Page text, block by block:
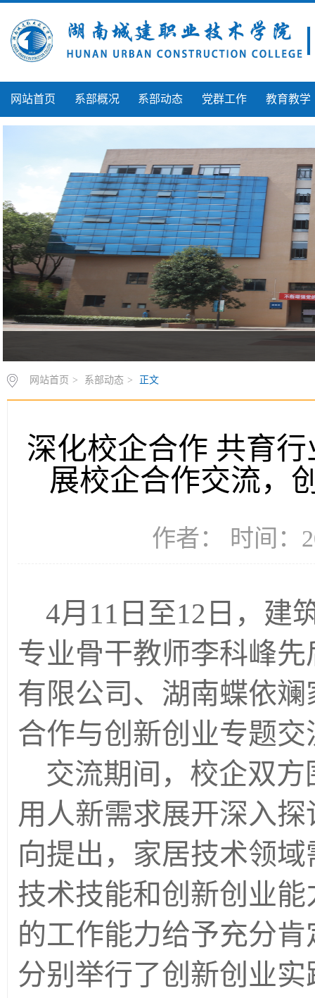
网站首页 系部概况 系部动态 党群工作 教育教学
网站首页 > 系部动态 > 正文
深化校企合作 共育
展校企合作交流，
作者： 时间：
4月11日至12日，建
专业骨干教师李科峰
有限公司、湖南蝶依
合作与创新创业专题交
交流期间，校企双
用人新需求展开深入
向提出，家居技术领
技术技能和创新创业
的工作能力给予充分
分别举行了创新创业